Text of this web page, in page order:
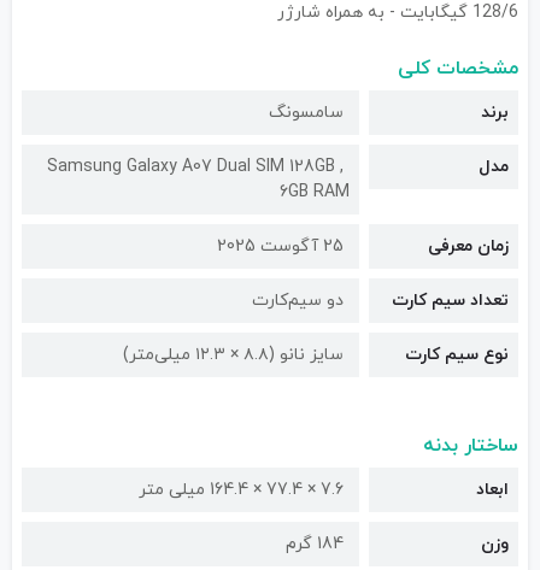
128/6 گیگابایت - به همراه شارژر
مشخصات کلی
برند سامسونگ
مدل
Samsung Galaxy A07 Dual SIM 128GB ,
6GB RAM
زمان معرفی 25 آگوست 2025
تعداد سیم کارت دو سیم‌کارت
نوع سیم کارت سایز نانو (۸.۸ × ۱۲.۳ میلی‌متر)
ساختار بدنه
ابعاد 7.6 × 77.4 × 164.4 میلی متر
وزن 184 گرم